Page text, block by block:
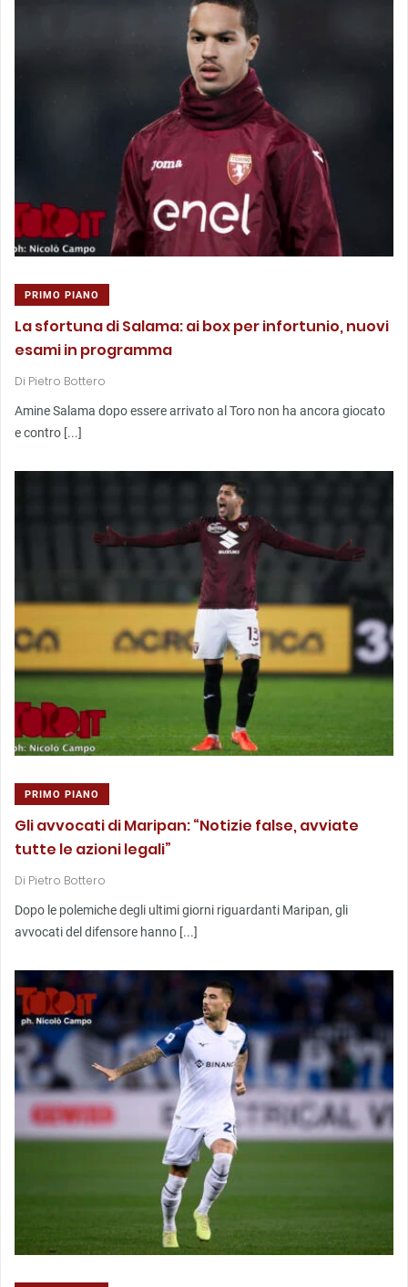
PRIMO PIANO
La sfortuna di Salama: ai box per infortunio, nuovi
esami in programma
Di Pietro Bottero
Amine Salama dopo essere arrivato al Toro non ha ancora giocato
e contro [...]
PRIMO PIANO
Gli avvocati di Maripan: “Notizie false, avviate
tutte le azioni legali”
Di Pietro Bottero
Dopo le polemiche degli ultimi giorni riguardanti Maripan, gli
avvocati del difensore hanno [...]